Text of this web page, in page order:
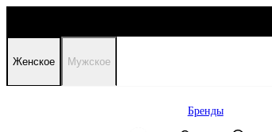
Женское Мужское
Бренды